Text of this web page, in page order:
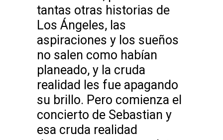
tantas otras historias de
Los Ángeles, las
aspiraciones y los sueños
no salen como habían
planeado, y la cruda
realidad les fue apagando
su brillo. Pero comienza el
concierto de Sebastian y
esa cruda realidad